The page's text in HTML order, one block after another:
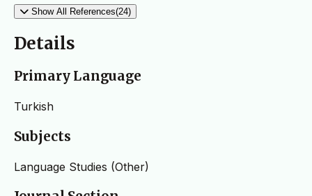
Show All References(24)
Details
Primary Language
Turkish
Subjects
Language Studies (Other)